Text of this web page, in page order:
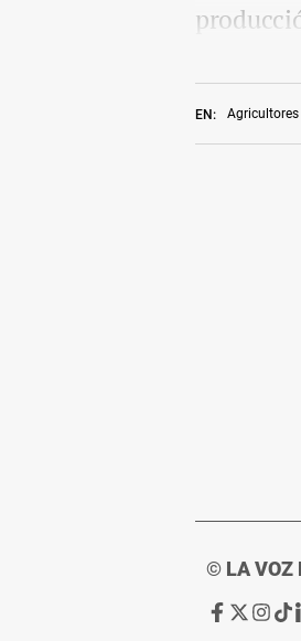
EN: Agricultores
© LA VOZ
Ir
Ir
Ir